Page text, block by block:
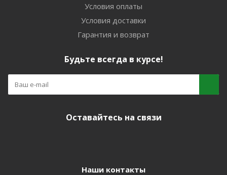
Условия оплаты
Условия доставки
Гарантия и возврат
Будьте всегда в курсе!
Оставайтесь на связи
Наши контакты